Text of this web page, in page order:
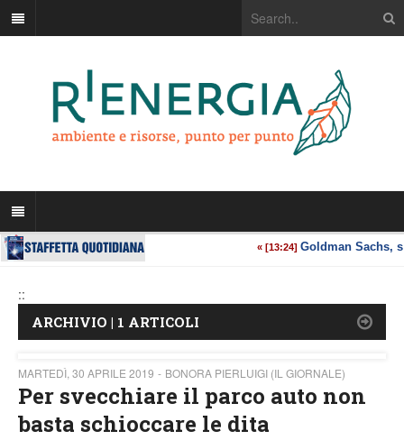
::
ARCHIVIO | 1 ARTICOLI
MARTEDÌ, 30 APRILE 2019 BONORA PIERLUIGI (IL GIORNALE)
Per svecchiare il parco auto non
basta schioccare le dita